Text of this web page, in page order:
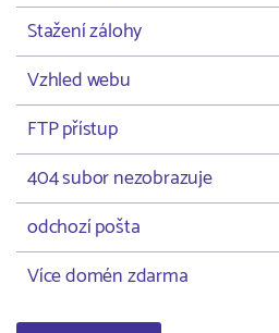
Stažení zálohy
Vzhled webu
FTP přístup
404 subor nezobrazuje
odchozí pošta
Více domén zdarma